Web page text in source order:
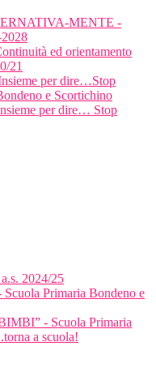
MENTE -
ed orientamento
21
per dire…Stop
e Scortichino
per dire… Stop
2024/25
Primaria Bondeno e
- Scuola Primaria
a scuola!